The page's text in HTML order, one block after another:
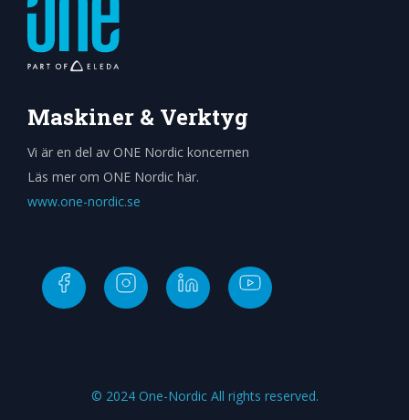
Maskiner & Verktyg
Vi är en del av ONE Nordic koncernen
Läs mer om ONE Nordic här.
www.one-nordic.se
© 2024 One-Nordic All rights reserved.